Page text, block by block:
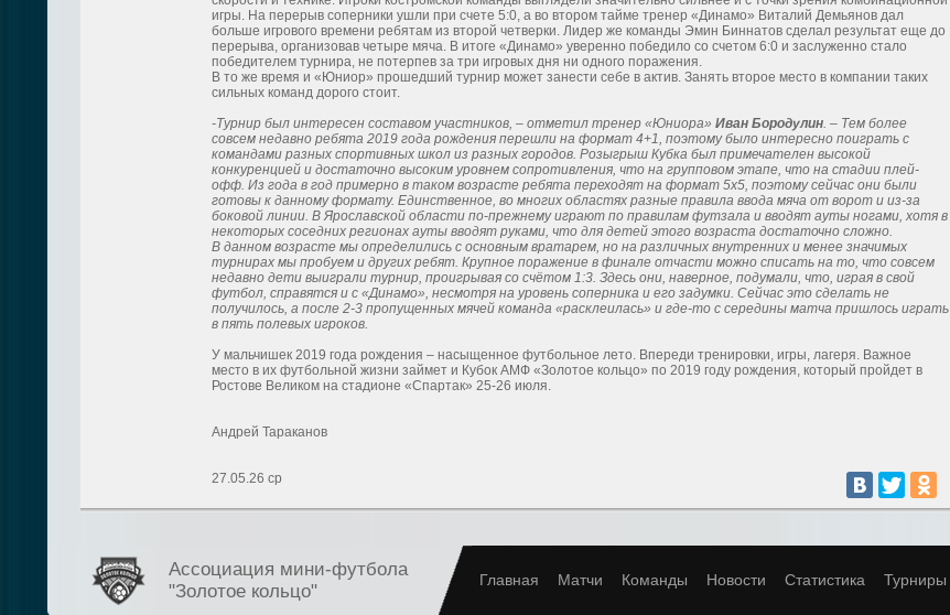
игры. На перерыв соперники ушли при счете 5:0, а во втором тайме тренер «Динамо» Виталий Демьянов дал
больше игрового времени ребятам из второй четверки. Лидер же команды Эмин Биннатов сделал результат еще до
перерыва, организовав четыре мяча. В итоге «Динамо» уверенно победило со счетом 6:0 и заслуженно стало
победителем турнира, не потерпев за три игровых дня ни одного поражения.
В то же время и «Юниор» прошедший турнир может занести себе в актив. Занять второе место в компании таких
сильных команд дорого стоит.
-Турнир был интересен составом участников, – отметил тренер «Юниора» Иван Бородулин. – Тем более
совсем недавно ребята 2019 года рождения перешли на формат 4+1, поэтому было интересно поиграть с
командами разных спортивных школ из разных городов. Розыгрыш Кубка был примечателен высокой
конкуренцией и достаточно высоким уровнем сопротивления, что на групповом этапе, что на стадии плей-
офф. Из года в год примерно в таком возрасте ребята переходят на формат 5х5, поэтому сейчас они были
готовы к данному формату. Единственное, во многих областях разные правила ввода мяча от ворот и из-за
боковой линии. В Ярославской области по-прежнему играют по правилам футзала и вводят ауты ногами, хотя в
некоторых соседних регионах ауты вводят руками, что для детей этого возраста достаточно сложно.
В данном возрасте мы определились с основным вратарем, но на различных внутренних и менее значимых
турнирах мы пробуем и других ребят. Крупное поражение в финале отчасти можно списать на то, что совсем
недавно дети выиграли турнир, проигрывая со счётом 1:3. Здесь они, наверное, подумали, что, играя в свой
футбол, справятся и с «Динамо», несмотря на уровень соперника и его задумки. Сейчас это сделать не
получилось, а после 2-3 пропущенных мячей команда «расклеилась» и где-то с середины матча пришлось играть
в пять полевых игроков.
У мальчишек 2019 года рождения – насыщенное футбольное лето. Впереди тренировки, игры, лагеря. Важное
место в их футбольной жизни займет и Кубок АМФ «Золотое кольцо» по 2019 году рождения, который пройдет в
Ростове Великом на стадионе «Спартак» 25-26 июля.
Андрей Тараканов
27.05.26 ср
Ассоциация мини-футбола
"Золотое кольцо"
Главная Матчи Команды Новости Статистика Турниры